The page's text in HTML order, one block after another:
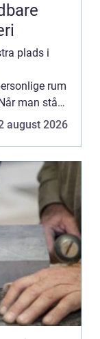
plads i
rum
man står
august 2026